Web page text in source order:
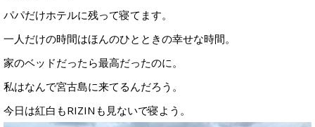
パパだけホテルに残って寝てます。
一人だけの時間はほんのひとときの幸せな時間。
家のベッドだったら最高だったのに。
私はなんで宮古島に来てるんだろう。
今日は紅白もRIZINも見ないで寝よう。